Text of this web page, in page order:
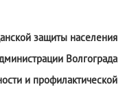
защиты населения
Волгограда
и профилактической